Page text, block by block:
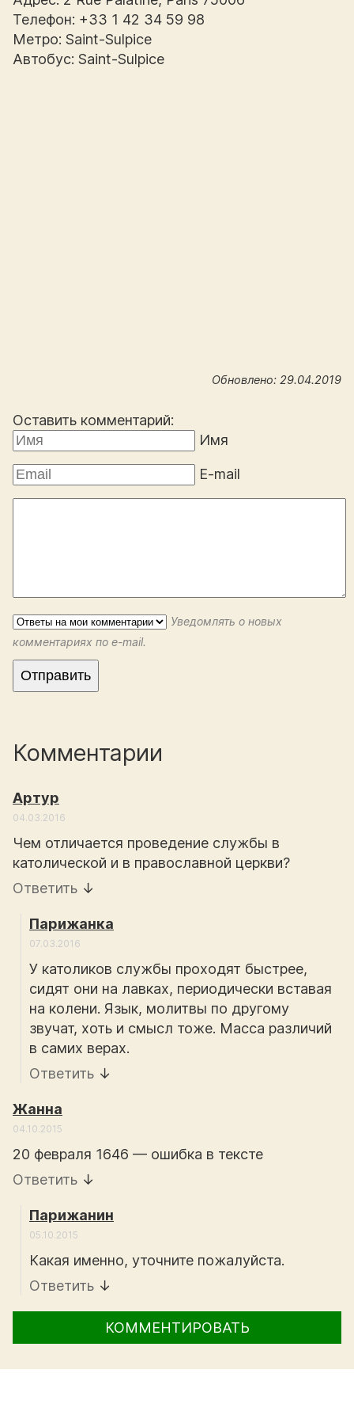
Телефон: +33 1 42 34 59 98
Метро: Saint-Sulpice
Автобус: Saint-Sulpice
Обновлено: 29.04.2019
Оставить комментарий:
Имя
E-mail
Уведомлять о новых
комментариях по e-mail.
Комментарии
Артур
04.03.2016
Чем отличается проведение службы в
католической и в православной церкви?
Ответить ↓
Парижанка
07.03.2016
У католиков службы проходят быстрее,
сидят они на лавках, периодически вставая
на колени. Язык, молитвы по другому
звучат, хоть и смысл тоже. Масса различий
в самих верах.
Ответить ↓
Жанна
04.10.2015
20 февраля 1646 — ошибка в тексте
Ответить ↓
Парижанин
05.10.2015
Какая именно, уточните пожалуйста.
Ответить ↓
КОММЕНТИРОВАТЬ